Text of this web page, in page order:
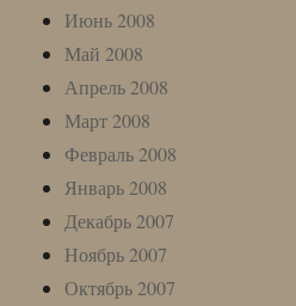
Июнь 2008
Май 2008
Апрель 2008
Март 2008
Февраль 2008
Январь 2008
Декабрь 2007
Ноябрь 2007
Октябрь 2007